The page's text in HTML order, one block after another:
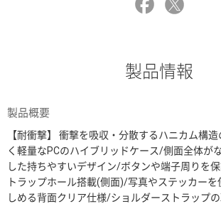
製品情報
製品概要
【耐衝撃】 衝撃を吸収・分散するハニカム構
く軽量なPCのハイブリッドケース/側面全体が
した持ちやすいデザイン/ボタンや端子周りを
トラップホール搭載(側面)/写真やステッカー
しめる背面クリア仕様/ショルダーストラップ